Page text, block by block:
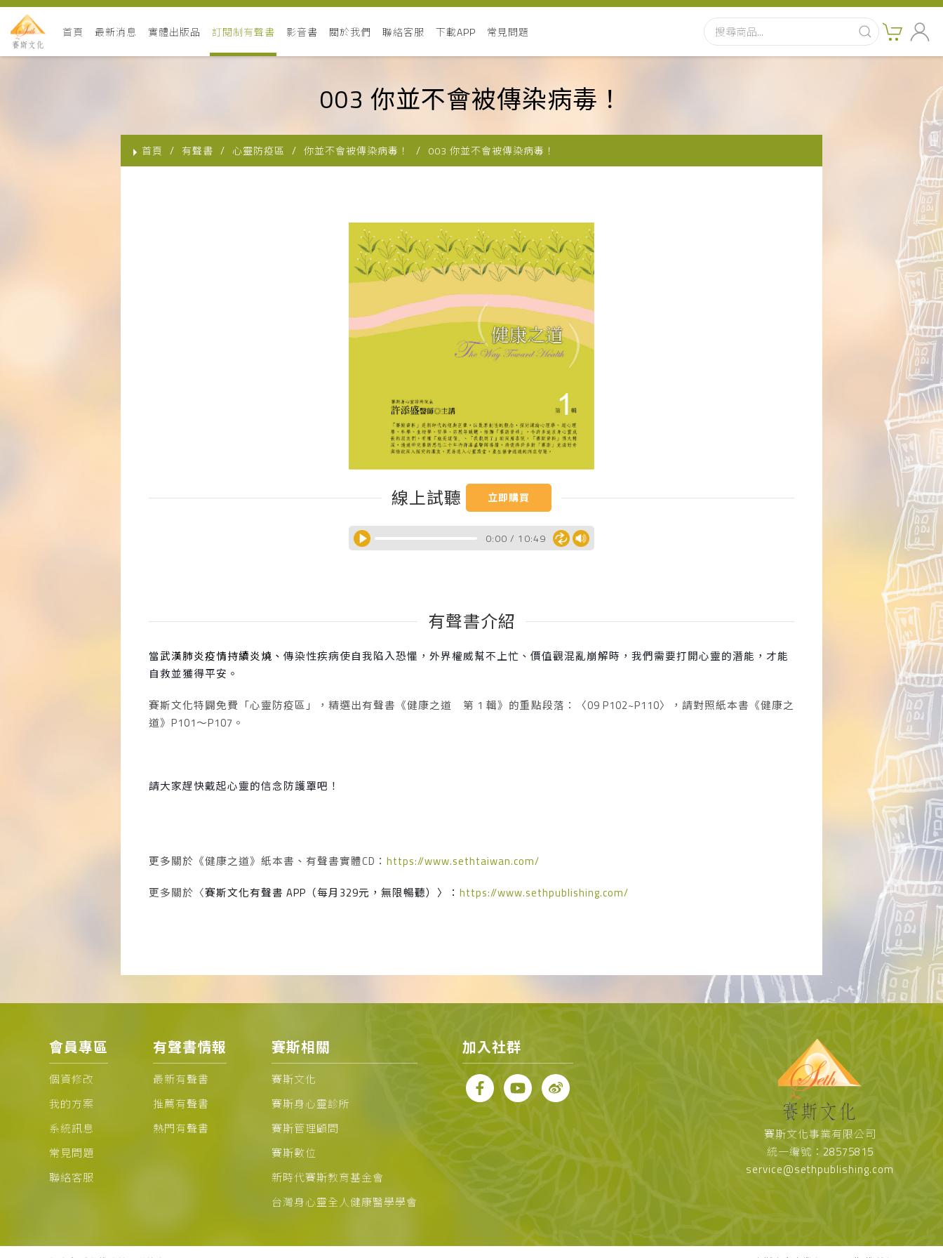
首頁 最新消息 實體出版品 訂閱制有聲書 影音書 關於我們 聯絡客服 下載APP 常見問題
003 你並不會被傳染病毒！
首頁 有聲書 心靈防疫區 你並不會被傳染病毒！ 003 你並不會被傳染病毒！
線上試聽 立即購買
0:00 / 10:49
有聲書介紹
當武漢肺炎疫情持續炎燒、 傳染性疾病使自我陷入恐懼，外界權威幫不上忙、價值觀混亂崩解時，我們需要打開心靈的潛能，才能
自救並獲得平安。
賽斯文化特闢免費「心靈防疫區」，精選出有聲書《健康之道 第 1 輯》的重點段落：〈09 P102~P110〉，請對照紙本書《健康之
道》 P101～P107 。
請大家趕快戴起心靈的信念防護罩吧！
更多關於《健康之道》紙本書、有聲書實體CD ： https://www.sethtaiwan.com/
更多關於〈賽斯文化有聲書 APP （每月 329元，無限暢聽）〉： https://www.sethpublishing.com/
會員專區
個資修改
我的方案
系統訊息
常見問題
聯絡客服
有聲書情報
最新有聲書
推薦有聲書
熱門有聲書
賽斯相關
賽斯文化
賽斯身心靈診所
賽斯管理顧問
賽斯數位
新時代賽斯教育基金會
台灣身心靈全人健康醫學學會
加入社群
賽斯文化事業有限公司
統一編號：28575815
service@sethpublishing.com